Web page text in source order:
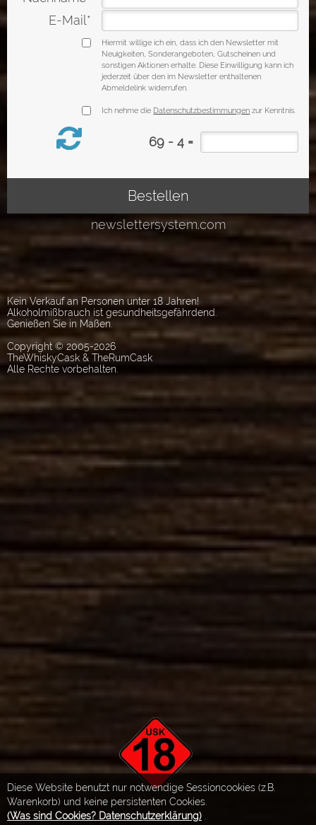
Diese Website benutzt nur notwendige Sessioncookies (z.B.
Warenkorb) und keine persistenten Cookies.
(Was sind Cookies? Datenschutzerklärung)
Kein Verkauf an Personen unter 18 Jahren!
Alkoholmißbrauch ist gesundheitsgefährdend.
Genießen Sie in Maßen.
Copyright © 2005-2026
TheWhiskyCask & TheRumCask
Alle Rechte vorbehalten.